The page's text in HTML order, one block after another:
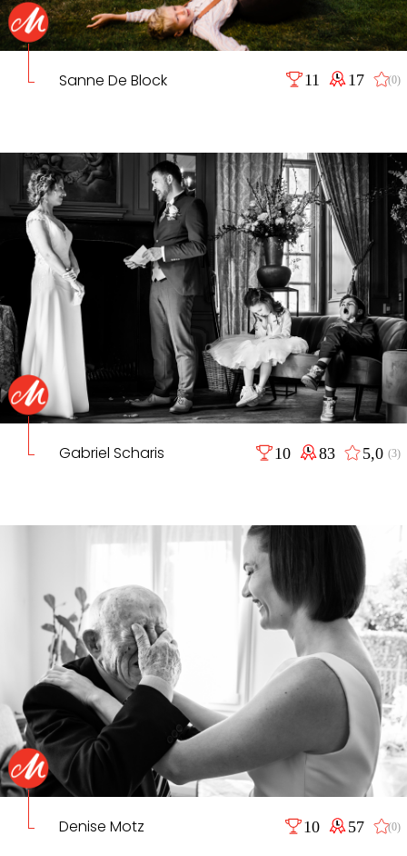
Sanne De Block 11 17 (0)
Gabriel Scharis 10 83 5,0(3)
Denise Motz 10 57 (0)